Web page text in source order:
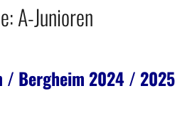
A-Junioren
/ Bergheim 2024 / 2025